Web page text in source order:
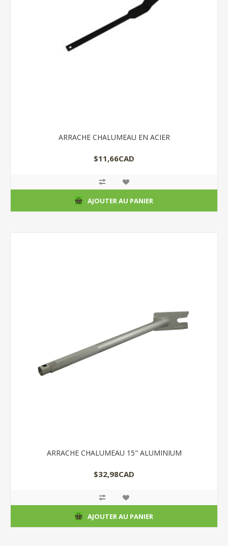
ARRACHE CHALUMEAU EN ACIER
$11,66CAD
AJOUTER AU PANIER
ARRACHE CHALUMEAU 15" ALUMINIUM
$32,98CAD
AJOUTER AU PANIER